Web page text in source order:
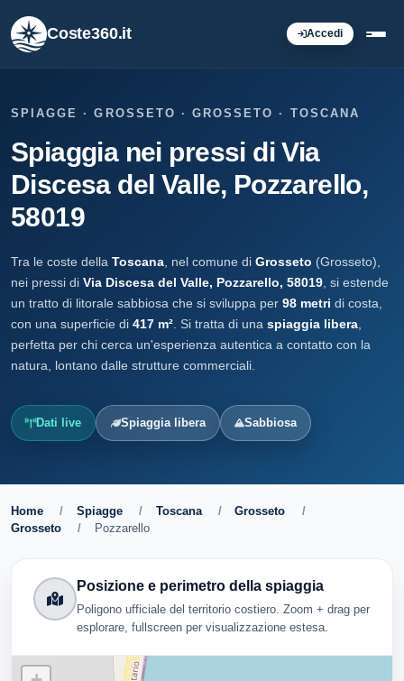
Coste360.it Accedi
SPIAGGE · GROSSETO · GROSSETO · TOSCANA
Spiaggia nei pressi di Via
Discesa del Valle, Pozzarello,
58019
Tra le coste della Toscana , nel comune di Grosseto (Grosseto),
nei pressi di Via Discesa del Valle, Pozzarello, 58019 , si estende
un tratto di litorale sabbiosa che si sviluppa per 98 metri di costa,
con una superficie di 417 m² . Si tratta di una spiaggia libera
perfetta per chi cerca un'esperienza autentica a contatto con la
natura, lontano dalle strutture commerciali.
Dati live Spiaggia libera Sabbiosa
Home / Spiagge / Toscana / Grosseto
/
Grosseto
/ Pozzarello
Posizione e perimetro della spiaggia
Poligono ufficiale del territorio costiero. Zoom + drag per
esplorare, fullscreen per visualizzazione estesa.